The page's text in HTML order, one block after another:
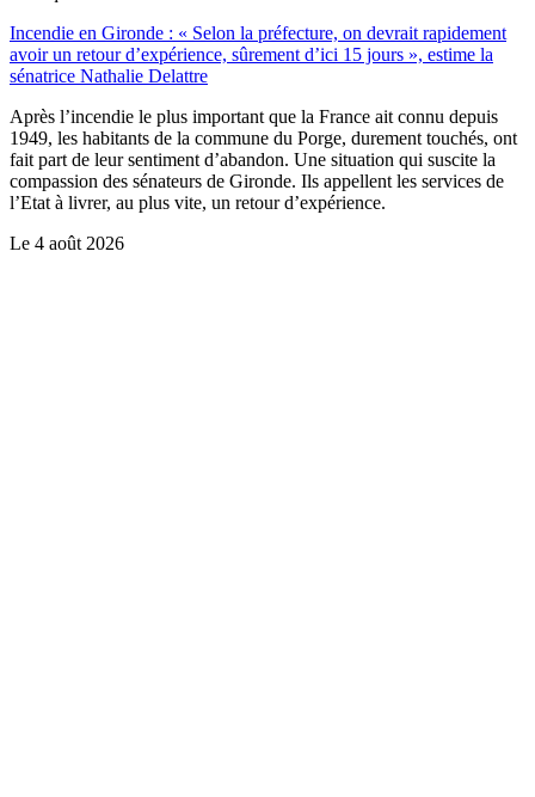
Incendie en Gironde : « Selon la préfecture, on devrait rapidement
avoir un retour d’expérience, sûrement d’ici 15 jours », estime la
sénatrice Nathalie Delattre
Après l’incendie le plus important que la France ait connu depuis
1949, les habitants de la commune du Porge, durement touchés, ont
fait part de leur sentiment d’abandon. Une situation qui suscite la
compassion des sénateurs de Gironde. Ils appellent les services de
l’Etat à livrer, au plus vite, un retour d’expérience.
Le 4 août 2026